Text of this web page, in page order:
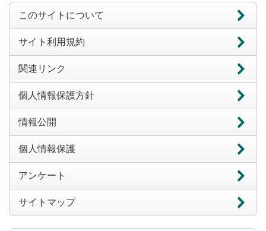
このサイトについて
サイト利用規約
関連リンク
個人情報保護方針
情報公開
個人情報保護
アンケート
サイトマップ